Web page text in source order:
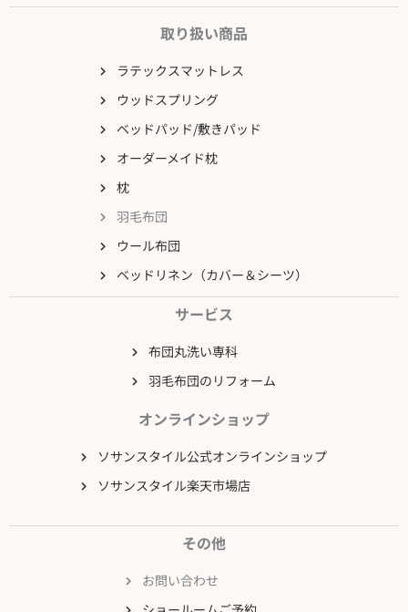
取り扱い商品
ラテックスマットレス
ウッドスプリング
ベッドパッド/敷きパッド
オーダーメイド枕
枕
羽毛布団
ウール布団
ベッドリネン（カバー＆シーツ）
サービス
布団丸洗い専科
羽毛布団のリフォーム
オンラインショップ
ソサンスタイル公式オンラインショップ
ソサンスタイル楽天市場店
その他
お問い合わせ